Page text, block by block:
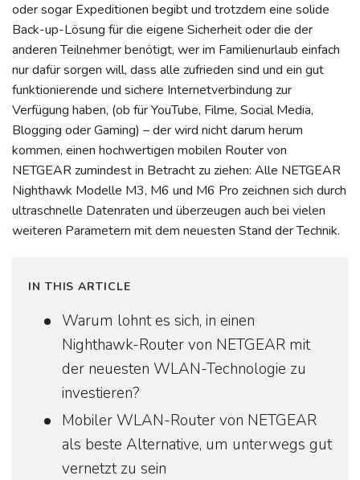
oder sogar Expeditionen begibt und trotzdem eine solide
Back-up-Lösung für die eigene Sicherheit oder die der
anderen Teilnehmer benötigt, wer im Familienurlaub einfach
nur dafür sorgen will, dass alle zufrieden sind und ein gut
funktionierende und sichere Internetverbindung zur
Verfügung haben, (ob für YouTube, Filme, Social Media,
Blogging oder Gaming) – der wird nicht darum herum
kommen, einen hochwertigen mobilen Router von
NETGEAR zumindest in Betracht zu ziehen: Alle NETGEAR
Nighthawk Modelle M3, M6 und M6 Pro zeichnen sich durch
ultraschnelle Datenraten und überzeugen auch bei vielen
weiteren Parametern mit dem neuesten Stand der Technik.
IN THIS ARTICLE
Warum lohnt es sich, in einen
Nighthawk-Router von NETGEAR mit
der neuesten WLAN-Technologie zu
investieren?
Mobiler WLAN-Router von NETGEAR
als beste Alternative, um unterwegs gut
vernetzt zu sein